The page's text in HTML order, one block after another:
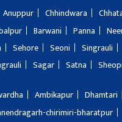
Anuppur Chhindwara
Barwani Panna
Sehore Seoni Singrauli
Sagar Satna
Ambikapur Dhamtari
chirimiri-bharatpur